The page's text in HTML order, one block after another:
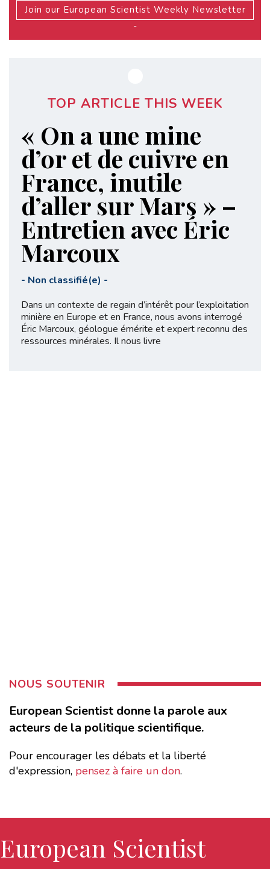
Join our European Scientist Weekly Newsletter
-
TOP ARTICLE THIS WEEK
« On a une mine
d’or et de cuivre en
France, inutile
d’aller sur Mars » –
Entretien avec Éric
Marcoux
- Non classifié(e) -
Dans un contexte de regain d’intérêt pour l’exploitation
minière en Europe et en France, nous avons interrogé
Éric Marcoux, géologue émérite et expert reconnu des
ressources minérales. Il nous livre
NOUS SOUTENIR
European Scientist donne la parole aux
acteurs de la politique scientifique.
Pour encourager les débats et la liberté
d'expression, pensez à faire un don.
European Scientist